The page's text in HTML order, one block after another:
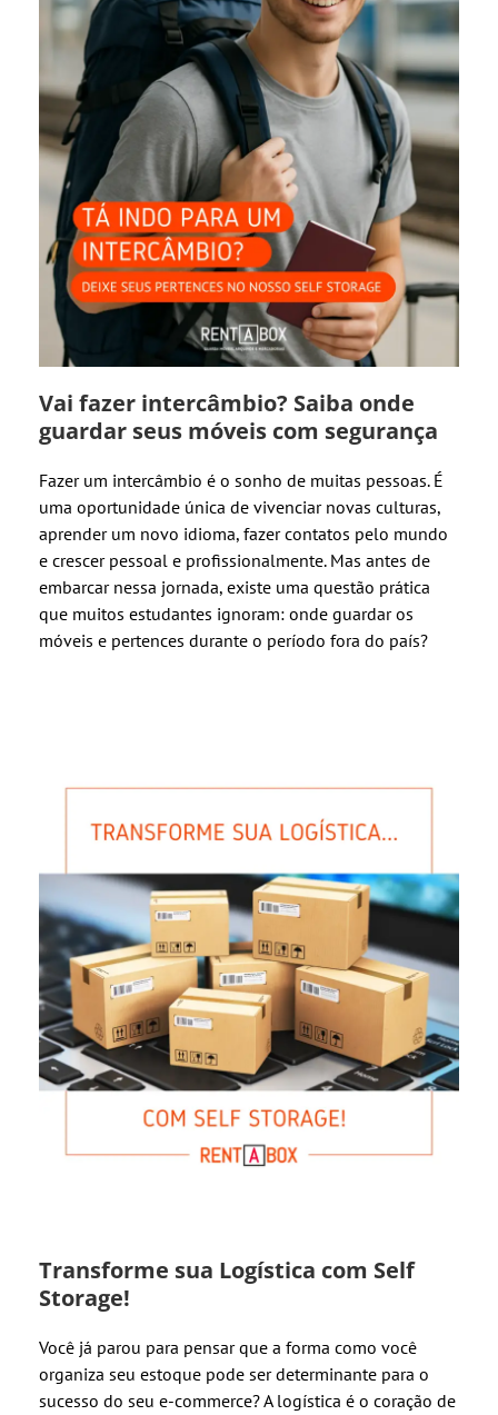
Vai fazer intercâmbio? Saiba onde
guardar seus móveis com segurança
Fazer um intercâmbio é o sonho de muitas pessoas. É
uma oportunidade única de vivenciar novas culturas,
aprender um novo idioma, fazer contatos pelo mundo
e crescer pessoal e profissionalmente. Mas antes de
embarcar nessa jornada, existe uma questão prática
que muitos estudantes ignoram: onde guardar os
móveis e pertences durante o período fora do país?
Transforme sua Logística com Self
Storage!
Você já parou para pensar que a forma como você
organiza seu estoque pode ser determinante para o
sucesso do seu e-commerce? A logística é o coração de